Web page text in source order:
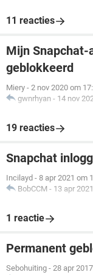
11 reacties
Mijn Snapchat-
geblokkeerd
Miery - 2 nov 2020 om
gwnrhyan - 14 nov
19 reacties
Snapchat
Incilayd - 8 apr 2021 om
BobCCM - 13 apr
1 reactie
Permanent
Sebohuiting - 28 apr